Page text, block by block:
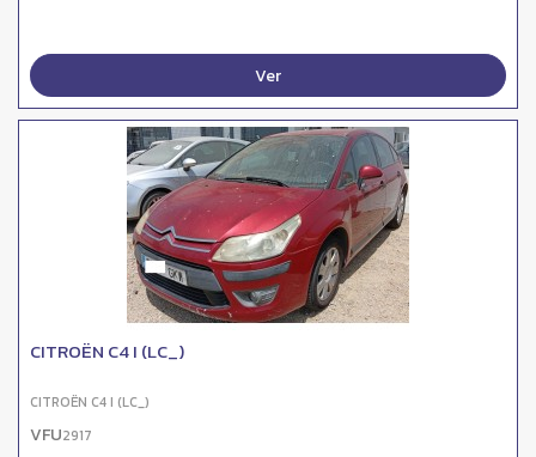
Ver
CITROËN C4 I (LC_)
CITROËN C4 I (LC_)
VFU2917